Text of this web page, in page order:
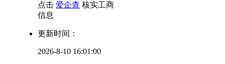
点击 爱企查 核实工商
信息
更新时间：
2026-8-10 16:01:00